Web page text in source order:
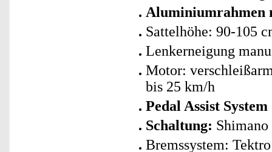
Aluminiumrahmen
Sattelhöhe: 90-105
Lenkerneigung
Motor:
bis 25 km/h
Pedal Assist
Schaltung:
Bremssystem: